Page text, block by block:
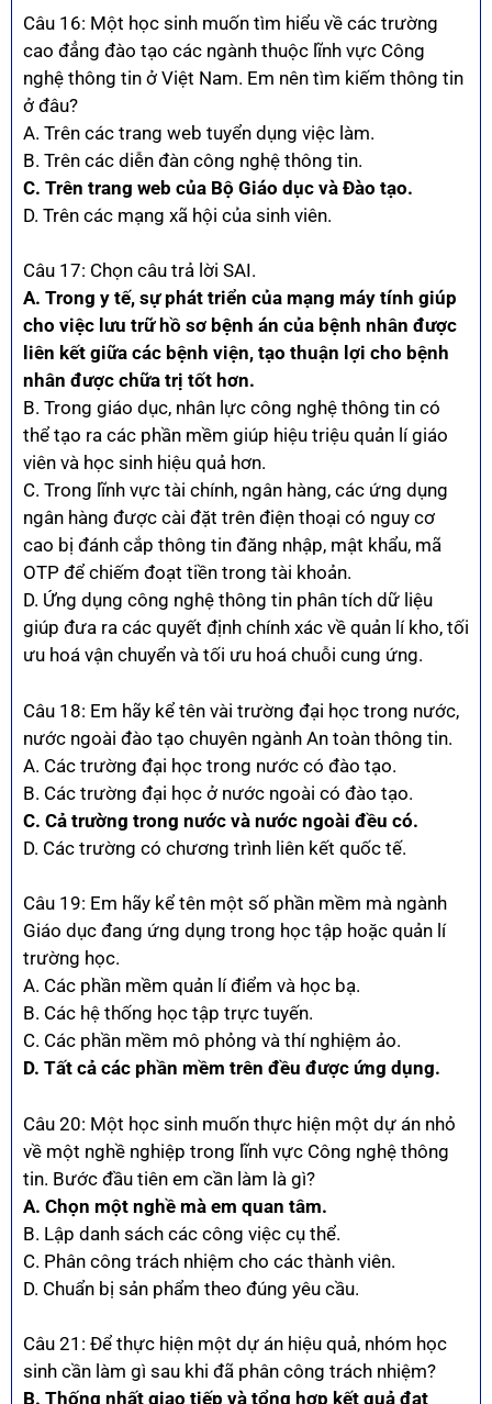
Câu 16: Một học sinh muốn tìm hiểu về các trường
cao đẳng đào tạo các ngành thuộc lĩnh vực Công
nghệ thông tin ở Việt Nam. Em nên tìm kiếm thông tin
ở đâu?
A. Trên các trang web tuyển dụng việc làm.
B. Trên các diễn đàn công nghệ thông tin.
C. Trên trang web của Bộ Giáo dục và Đào tạo.
D. Trên các mạng xã hội của sinh viên.
Câu 17: Chọn câu trả lời SAI.
A. Trong y tế, sự phát triển của mạng máy tính giúp
cho việc lưu trữ hồ sơ bệnh án của bệnh nhân được
liên kết giữa các bệnh viện, tạo thuận lợi cho bệnh
nhân được chữa trị tốt hơn.
B. Trong giáo dục, nhân lực công nghệ thông tin có
thể tạo ra các phần mềm giúp hiệu triệu quản lí giáo
viên và học sinh hiệu quả hơn.
C. Trong lĩnh vực tài chính, ngân hàng, các ứng dụng
ngân hàng được cài đặt trên điện thoại có nguy cơ
cao bị đánh cắp thông tin đăng nhập, mật khẩu, mã
OTP để chiếm đoạt tiền trong tài khoản.
D. Ứng dụng công nghệ thông tin phân tích dữ liệu
giúp đưa ra các quyết định chính xác về quản lí kho, tối
ưu hoá vận chuyển và tối ưu hoá chuỗi cung ứng.
Câu 18: Em hãy kể tên vài trường đại học trong nước,
nước ngoài đào tạo chuyên ngành An toàn thông tin.
A. Các trường đại học trong nước có đào tạo.
B. Các trường đại học ở nước ngoài có đào tạo.
C. Cả trường trong nước và nước ngoài đều có.
D. Các trường có chương trình liên kết quốc tế.
Câu 19: Em hãy kể tên một số phần mềm mà ngành
Giáo dục đang ứng dụng trong học tập hoặc quản lí
trường học.
A. Các phần mềm quản lí điểm và học bạ.
B. Các hệ thống học tập trực tuyến.
C. Các phần mềm mô phỏng và thí nghiệm ảo.
D. Tất cả các phần mềm trên đều được ứng dụng.
Câu 20: Một học sinh muốn thực hiện một dự án nhỏ
về một nghề nghiệp trong lĩnh vực Công nghệ thông
tin. Bước đầu tiên em cần làm là gì?
A. Chọn một nghề mà em quan tâm.
B. Lập danh sách các công việc cụ thể.
C. Phân công trách nhiệm cho các thành viên.
D. Chuẩn bị sản phẩm theo đúng yêu cầu.
Câu 21: Để thực hiện một dự án hiệu quả, nhóm học
sinh cần làm gì sau khi đã phân công trách nhiệm?
B. Thống nhất giao tiếp và tổng hợp kết quả đạt